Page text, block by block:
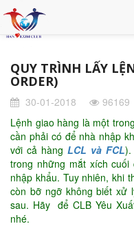
QUY TRÌNH LẤY
ORDER)
30-01-2018
96169
Lệnh giao hàng là một
cần phải có để nhà nhập
với cả hàng LCL và FCL).
trong những mắt xích
nhập khẩu. Tuy nhiên, khi
còn bỡ ngỡ không biết xử
sau. Hãy để CLB Yêu
nhé.